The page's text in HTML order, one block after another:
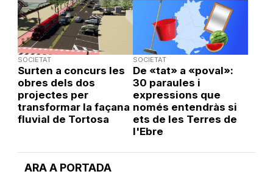
ARA A PORTADA
SOCIETAT
Surten a concurs les
obres dels dos
projectes per
transformar la façana
fluvial de Tortosa
SOCIETAT
De «tat» a «poval»:
30 paraules i
expressions que
només entendràs si
ets de les Terres de
l'Ebre